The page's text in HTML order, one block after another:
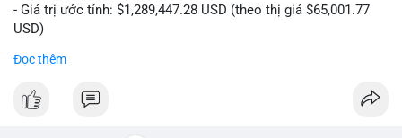
- Giá trị ước tính: $1,289,447.28 USD (theo thị giá $65,001.77
USD)
Giao dịch gần 1.3 triệu USD được thực hiện trong khung giờ
Đọc thêm